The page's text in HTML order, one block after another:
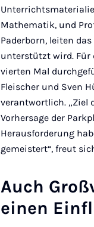
Mathematik, und
Paderborn, leiten
unterstützt wird. Für
vierten Mal
Fleischer und Sven
verantwortlich. „Ziel
Vorhersage der
Herausforderung
gemeistert“, freut
Auch
einen